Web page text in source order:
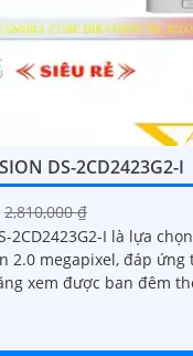
DS-2CD2423G2-I
2,810,000 ₫
2CD2423G2-I là lựa
2.0 megapixel, đáp